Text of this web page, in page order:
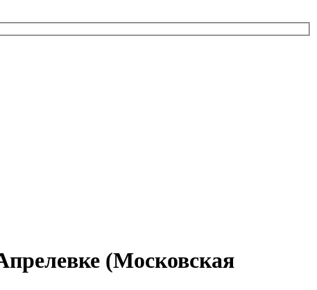
(Московская